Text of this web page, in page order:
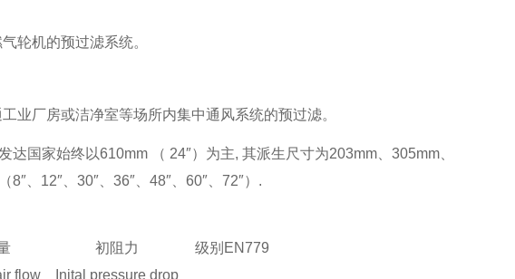
轮机的预过滤系统。
业厂房或洁净室等场所内集中通风系统的预过滤。
达国家始终以610mm （ 24″）为主, 其派生尺寸为203mm、305mm、
、12″、30″、36″、48″、60″、72″）.
flow
初阻力
Inital pressure drop
级别 EN779